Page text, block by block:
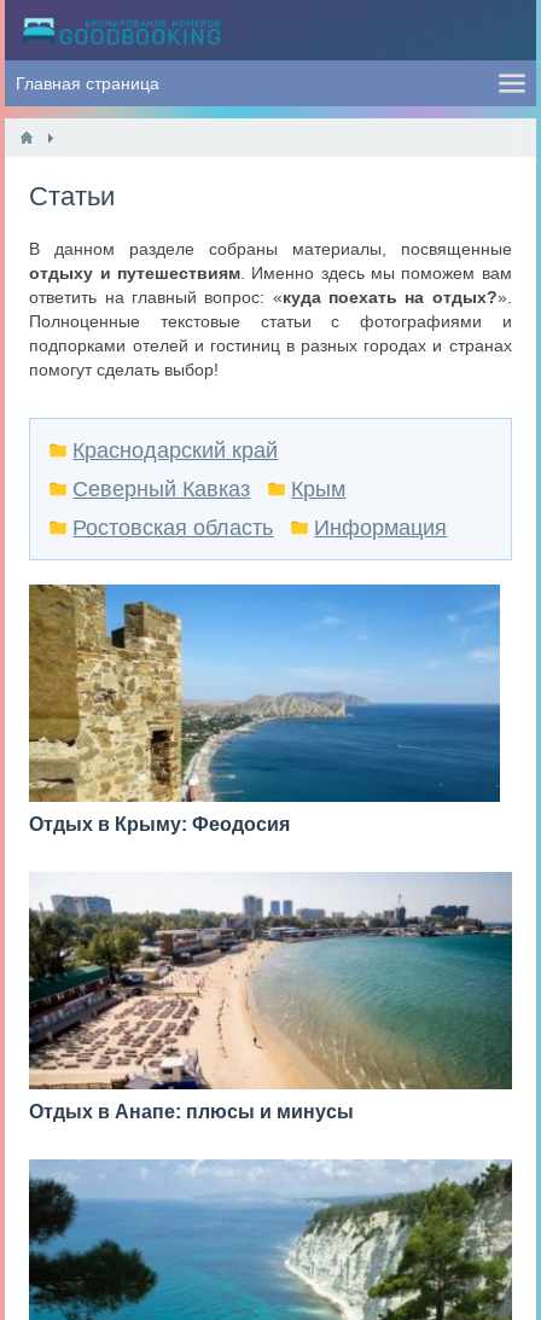
Статьи
В данном разделе собраны материалы, посвященные
отдыху и путешествиям . Именно здесь мы поможем вам
ответить на главный вопрос: «куда поехать на отдых?».
Полноценные текстовые статьи с фотографиями и
подпорками отелей и гостиниц в разных городах и странах
помогут сделать выбор!
Краснодарский край
Северный Кавказ
Крым
Ростовская область
Информация
Отдых в Крыму: Феодосия
Отдых в Анапе: плюсы и минусы